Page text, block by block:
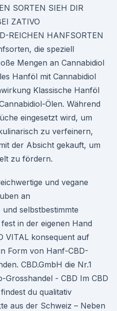
SORTEN SIEH DIR
ZATIVO
REICHEN HANFSORTEN
die speziell
Mengen an Cannabidiol
Hanföl mit Cannabidiol
Klassische Hanföl
Ölen. Während
eingesetzt wird, um
zu verfeinern,
der Absicht gekauft, um
zu fördern.
und vegane
an
selbstbestimmte
in der eigenen Hand
VITAL konsequent auf
Form von Hanf-CBD-
CBD.GmbH die Nr.1
Grosshandel - CBD Im CBD
du qualitativ
aus der Schweiz – Neben